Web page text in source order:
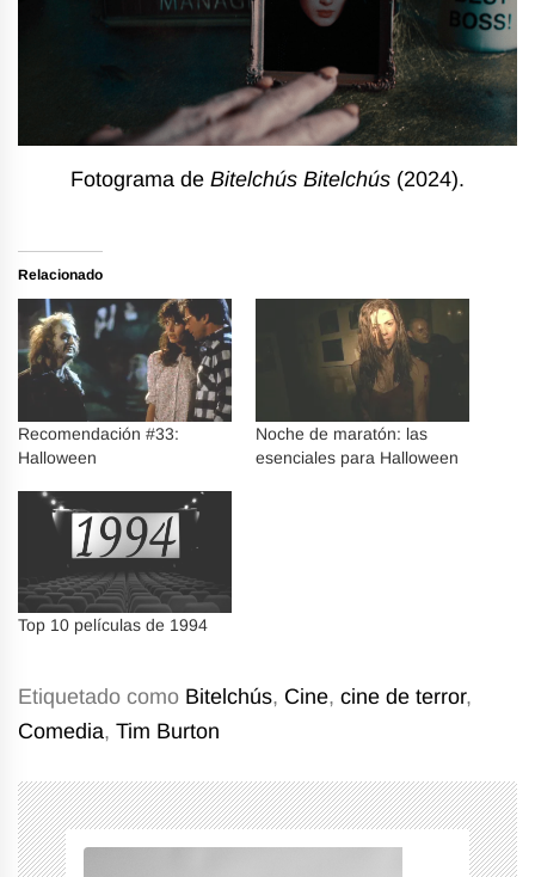
Fotograma de Bitelchús Bitelchús (2024).
Relacionado
Recomendación #33:
Halloween
Noche de maratón: las
esenciales para Halloween
Top 10 películas de 1994
Etiquetado como Bitelchús, Cine, cine de terror,
Comedia, Tim Burton